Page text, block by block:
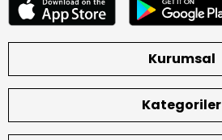
Kurumsal
Kategoriler